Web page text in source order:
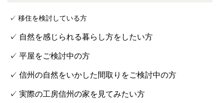
✓ 移住を検討している方
✓ 自然を感じられる暮らし方をしたい方
✓ 平屋をご検討中の方
✓ 信州の自然をいかした間取りをご検討中の方
✓ 実際の工房信州の家を見てみたい方